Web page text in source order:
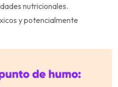
nutricionales.
y potencialmente